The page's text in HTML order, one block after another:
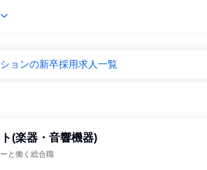
ョンの新卒採用求人一覧
(楽器・音響機器)
と働く総合職